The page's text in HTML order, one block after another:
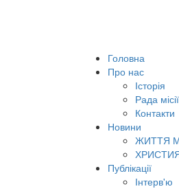
Головна
Про нас
Історія
Рада місії
Контакти
Новини
ЖИТТЯ
Публікації
Інтерв'ю